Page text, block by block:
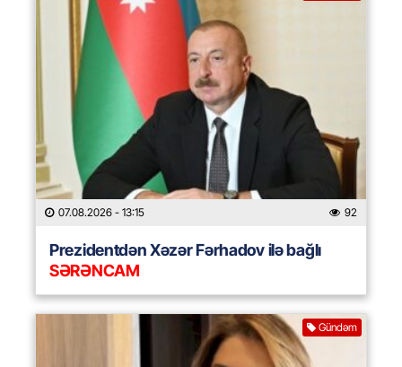
07.08.2026 - 13:15 92
Prezidentdən Xəzər Fərhadov ilə bağlı
SƏRƏNCAM
Gündəm